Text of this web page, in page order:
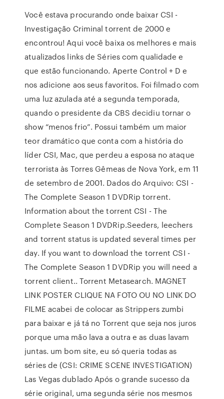
Você estava procurando onde baixar CSI -
Investigação Criminal torrent de 2000 e
encontrou! Aqui você baixa os melhores e mais
atualizados links de Séries com qualidade e
que estão funcionando. Aperte Control + D e
nos adicione aos seus favoritos. Foi filmado com
uma luz azulada até a segunda temporada,
quando o presidente da CBS decidiu tornar o
show “menos frio”. Possui também um maior
teor dramático que conta com a história do
líder CSI, Mac, que perdeu a esposa no ataque
terrorista às Torres Gêmeas de Nova York, em 11
de setembro de 2001. Dados do Arquivo: CSI -
The Complete Season 1 DVDRip torrent.
Information about the torrent CSI - The
Complete Season 1 DVDRip.Seeders, leechers
and torrent status is updated several times per
day. If you want to download the torrent CSI -
The Complete Season 1 DVDRip you will need a
torrent client.. Torrent Metasearch. MAGNET
LINK POSTER CLIQUE NA FOTO OU NO LINK DO
FILME acabei de colocar as Strippers zumbi
para baixar e já tá no Torrent que seja nos juros
porque uma mão lava a outra e as duas lavam
juntas. um bom site, eu só queria todas as
séries de (CSI: CRIME SCENE INVESTIGATION)
Las Vegas dublado Após o grande sucesso da
série original, uma segunda série nos mesmos